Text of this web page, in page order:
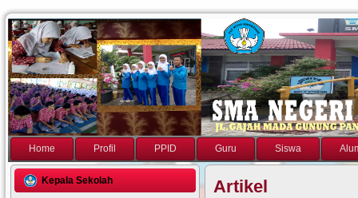
Home Profil PPID Guru Siswa
Kepala Sekolah Artikel